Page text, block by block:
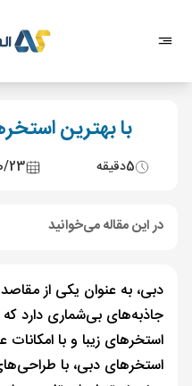
با بهترین
5دقیقه 23
در این مقاله می‌خوانید
دبی، به عنوان یکی از
جاذبه‌های بی‌شماری دارد
استخرهای زیبا و با
استخرهای دبی، با